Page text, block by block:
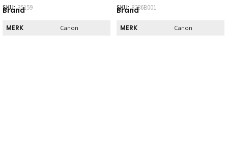
SKU:35159
Brand
MERK Canon
SKU:8286B001
Brand
MERK Canon